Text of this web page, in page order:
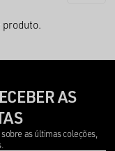
produto.
AS
as últimas coleções,